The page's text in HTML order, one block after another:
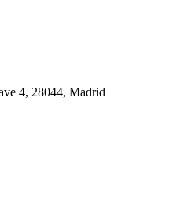
4, 28044, Madrid